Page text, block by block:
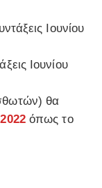
Ιουνίου
Ιουνίου
θα
όπως το